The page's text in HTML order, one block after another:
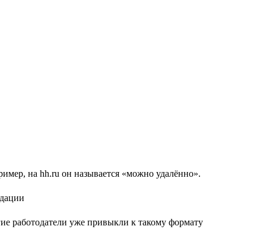
на hh.ru он называется «можно удалённо».
работодатели уже привыкли к такому формату